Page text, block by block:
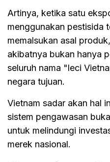
Artinya, ketika satu
menggunakan pestisida
memalsukan asal
akibatnya bukan hanya
seluruh nama "leci
negara tujuan.
Vietnam sadar akan hal
sistem pengawasan
untuk melindungi
merek nasional.